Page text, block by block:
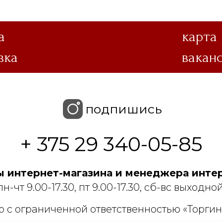
подпишись
+ 375 29 340-05-85
магазина и менеджера
чт 9.00-17.30, пт 9.00-17.30, сб-вс
ограниченной ответственностью